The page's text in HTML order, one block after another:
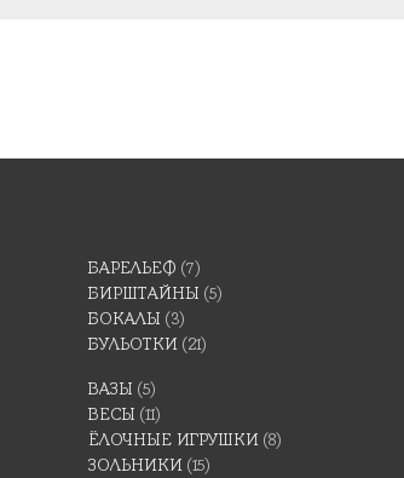
БАРЕЛЬЕФ (7)
БИРШТАЙНЫ (5)
БОКАЛЫ (3)
БУЛЬОТКИ (21)
ВАЗЫ (5)
ВЕСЫ (11)
ЁЛОЧНЫЕ ИГРУШКИ (8)
ЗОЛЬНИКИ (15)